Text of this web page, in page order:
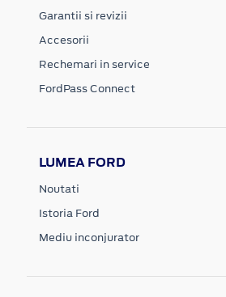
Garantii si revizii
Accesorii
Rechemari in service
FordPass Connect
LUMEA FORD
Noutati
Istoria Ford
Mediu inconjurator